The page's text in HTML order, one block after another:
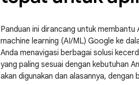
Panduan ini dirancang untuk
machine learning (AI/ML) Google ke
Anda menavigasi berbagai solusi
yang paling sesuai dengan kebutuhan
akan digunakan dan alasannya,